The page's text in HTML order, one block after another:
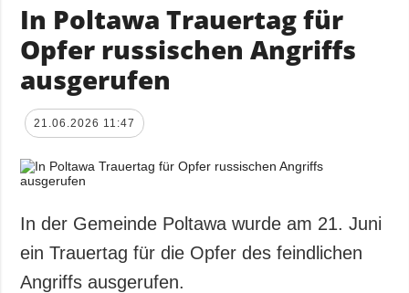
In Poltawa Trauertag für
Opfer russischen Angriffs
ausgerufen
21.06.2026 11:47
In der Gemeinde Poltawa wurde am 21. Juni
ein Trauertag für die Opfer des feindlichen
Angriffs ausgerufen.